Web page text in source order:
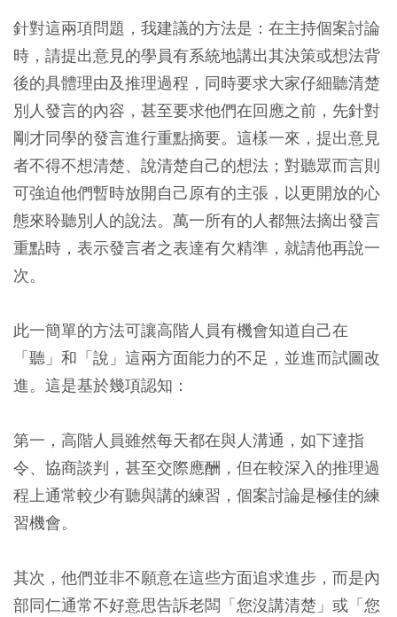
針對這兩項問題，我建議的方法是：在主持個案討論
時，請提出意見的學員有系統地講出其決策或想法背
後的具體理由及推理過程，同時要求大家仔細聽清楚
別人發言的內容，甚至要求他們在回應之前，先針對
剛才同學的發言進行重點摘要。這樣一來，提出意見
者不得不想清楚、說清楚自己的想法；對聽眾而言則
可強迫他們暫時放開自己原有的主張，以更開放的心
態來聆聽別人的說法。萬一所有的人都無法摘出發言
重點時，表示發言者之表達有欠精準，就請他再說一
次。
此一簡單的方法可讓高階人員有機會知道自己在
「聽」和「說」這兩方面能力的不足，並進而試圖改
進。這是基於幾項認知：
第一，高階人員雖然每天都在與人溝通，如下達指
令、協商談判，甚至交際應酬，但在較深入的推理過
程上通常較少有聽與講的練習，個案討論是極佳的練
習機會。
其次，他們並非不願意在這些方面追求進步，而是內
部同仁通常不好意思告訴老闆「您沒講清楚」或「您